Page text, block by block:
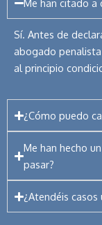
Me han citado a
Sí. Antes de
abogado
al principio
¿Cómo puedo
Me han hecho
pasar?
¿Atendéis